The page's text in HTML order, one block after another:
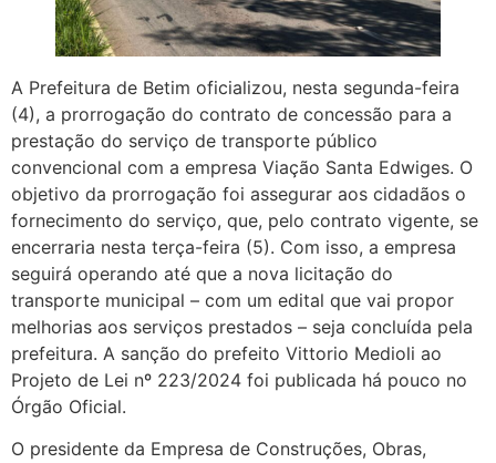
A Prefeitura de Betim oficializou, nesta segunda-feira
(4), a prorrogação do contrato de concessão para a
prestação do serviço de transporte público
convencional com a empresa Viação Santa Edwiges. O
objetivo da prorrogação foi assegurar aos cidadãos o
fornecimento do serviço, que, pelo contrato vigente, se
encerraria nesta terça-feira (5). Com isso, a empresa
seguirá operando até que a nova licitação do
transporte municipal – com um edital que vai propor
melhorias aos serviços prestados – seja concluída pela
prefeitura. A sanção do prefeito Vittorio Medioli ao
Projeto de Lei nº 223/2024 foi publicada há pouco no
Órgão Oficial.
O presidente da Empresa de Construções, Obras,